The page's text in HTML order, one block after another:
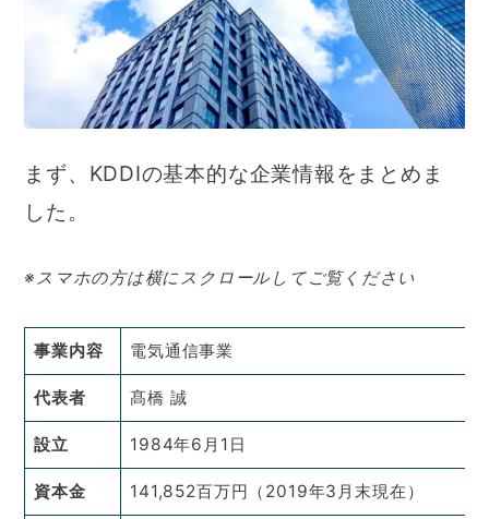
まず、KDDIの基本的な企業情報をまとめま
した。
※スマホの方は横にスクロールしてご覧ください
事業内容 電気通信事業
代表者 髙橋 誠
設立 1984年6月1日
資本金 141,852百万円（2019年3月末現在）